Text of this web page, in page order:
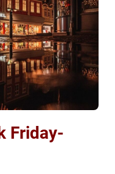
Friday-